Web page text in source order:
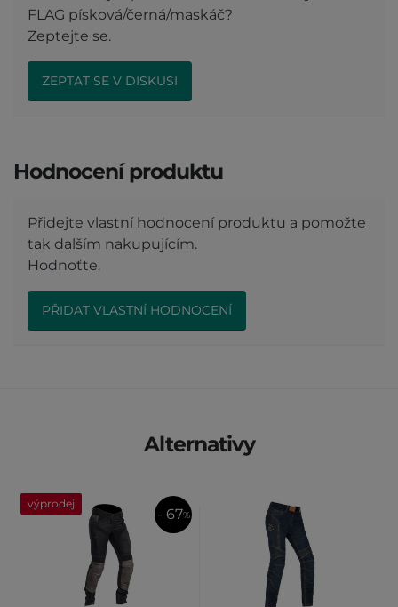
FLAG písková/černá/maskáč?
Zeptejte se.
ZEPTAT SE V DISKUSI
Hodnocení produktu
Přidejte vlastní hodnocení produktu a pomožte
tak dalším nakupujícím.
Hodnoťte.
PŘIDAT VLASTNÍ HODNOCENÍ
Alternativy
výprodej
- 67%